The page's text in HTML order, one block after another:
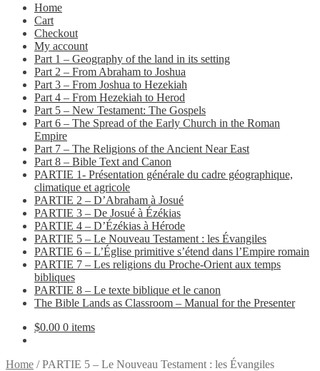
Home
Cart
Checkout
My account
Part 1 – Geography of the land in its setting
Part 2 – From Abraham to Joshua
Part 3 – From Joshua to Hezekiah
Part 4 – From Hezekiah to Herod
Part 5 – New Testament: The Gospels
Part 6 – The Spread of the Early Church in the Roman
Empire
Part 7 – The Religions of the Ancient Near East
Part 8 – Bible Text and Canon
PARTIE 1- Présentation générale du cadre géographique,
climatique et agricole
PARTIE 2 – D’Abraham à Josué
PARTIE 3 – De Josué à Ézékias
PARTIE 4 – D’Ézékias à Hérode
PARTIE 5 – Le Nouveau Testament : les Évangiles
PARTIE 6 – L’Église primitive s’étend dans l’Empire romain
PARTIE 7 – Les religions du Proche-Orient aux temps
bibliques
PARTIE 8 – Le texte biblique et le canon
The Bible Lands as Classroom – Manual for the Presenter
$0.00 0 items
Home /PARTIE 5 – Le Nouveau Testament : les Évangiles